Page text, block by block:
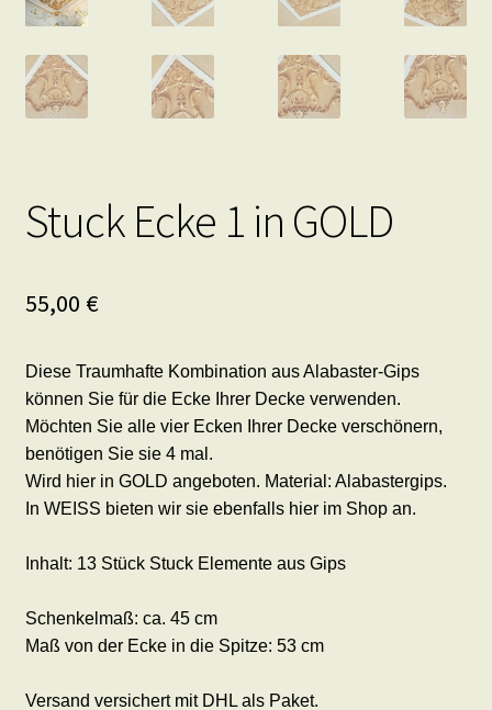
Stuck Ecke 1 in GOLD
55,00 €
Diese Traumhafte Kombination aus Alabaster-Gips
können Sie für die Ecke Ihrer Decke verwenden.
Möchten Sie alle vier Ecken Ihrer Decke verschönern,
benötigen Sie sie 4 mal.
Wird hier in GOLD angeboten. Material: Alabastergips.
In WEISS bieten wir sie ebenfalls hier im Shop an.
Inhalt: 13 Stück Stuck Elemente aus Gips
Schenkelmaß: ca. 45 cm
Maß von der Ecke in die Spitze: 53 cm
Versand versichert mit DHL als Paket.